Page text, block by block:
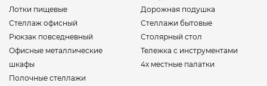
Лотки пищевые
Стеллаж офисный
Рюкзак повседневный
Офисные металлические
шкафы
Полочные стеллажи
Дорожная подушка
Стеллажи бытовые
Столярный стол
Тележка с инструментами
4х местные палатки